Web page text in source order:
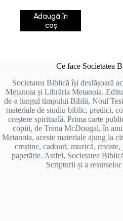
Adaugă în
coș
Ce face Societatea
Societatea Biblică își desfășoară
Metanoia și Librăria Metanoia.
de-a lungul timpului Biblii, Noul
materiale de studiu biblic, predici,
creștere spirituală. Prima carte
copiii, de Trena McDougal, în
Metanoia, aceste materiale ajung la
creștine, cadouri, muzică,
papetărie. Astfel, Societatea
Scripturii și a resurselor